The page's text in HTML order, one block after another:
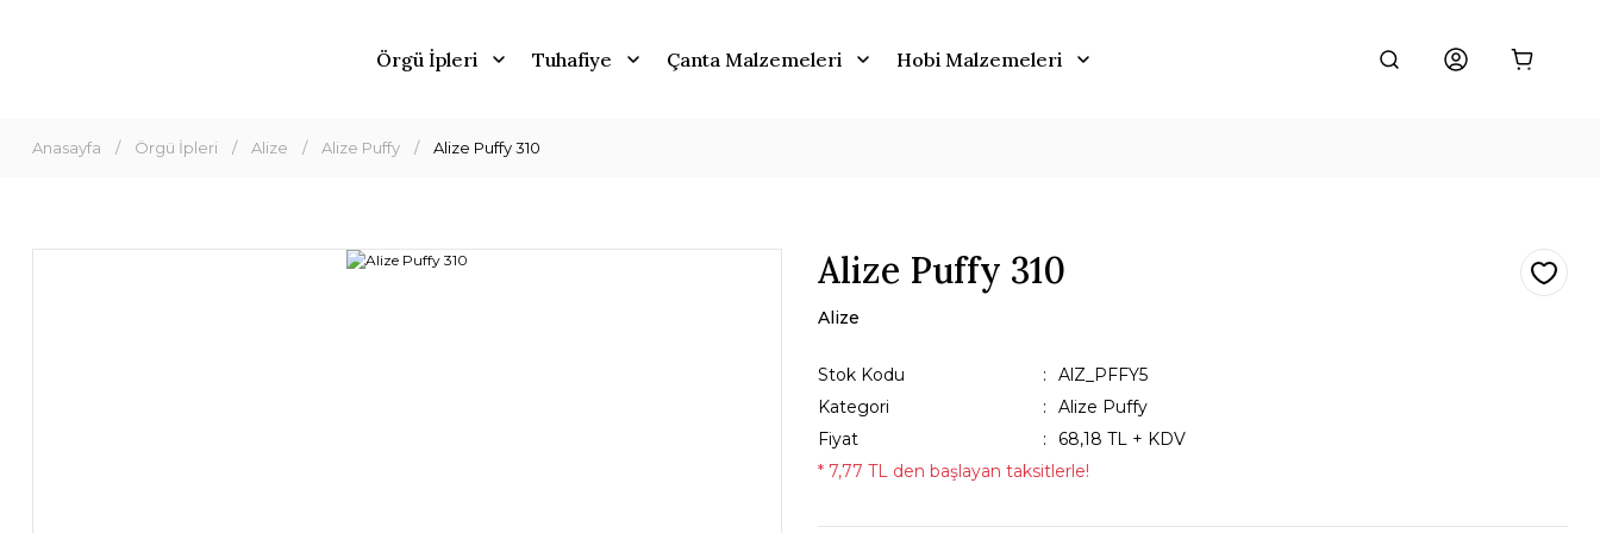
Örgü İpleri Tuhafiye Çanta Malzemeleri Hobi Malzemeleri
Anasayfa Örgü İpleri Alize Alize Puffy Alize Puffy 310
Alize Puffy 310
Alize
Stok Kodu
AlZ_PFFY5
Kategori
Alize Puffy
Fiyat
68,18 TL + KDV
* 7,77 TL den başlayan taksitlerle!